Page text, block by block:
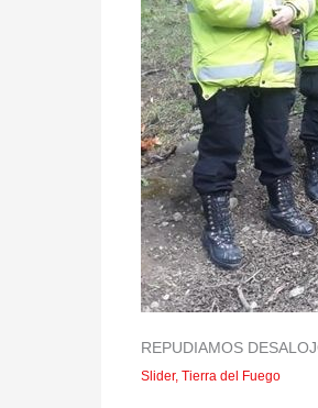
REPUDIAMOS
Slider, Tierra del Fuego